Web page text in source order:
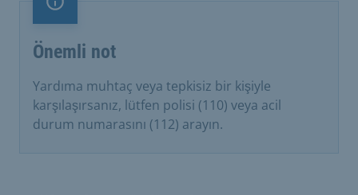
Önemli not
Önemli not
Yardıma muhtaç veya tepkisiz bir kişiyle
karşılaşırsanız, lütfen polisi (110) veya acil
durum numarasını (112) arayın.